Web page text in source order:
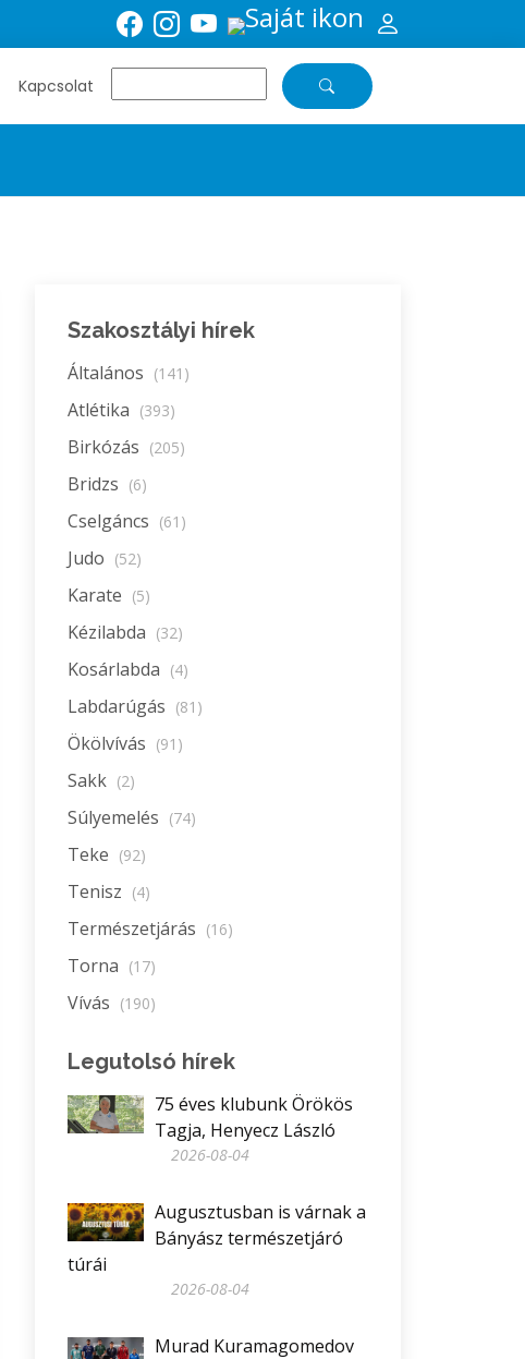
Kapcsolat
Szakosztályi hírek
Általános (141)
Atlétika (393)
Birkózás (205)
Bridzs (6)
Cselgáncs (61)
Judo (52)
Karate (5)
Kézilabda (32)
Kosárlabda (4)
Labdarúgás (81)
Ökölvívás (91)
Sakk (2)
Súlyemelés (74)
Teke (92)
Tenisz (4)
Természetjárás (16)
Torna (17)
Vívás (190)
Legutolsó hírek
75 éves klubunk Örökös
Tagja, Henyecz László
2026-08-04
Augusztusban is várnak a
Bányász természetjáró
túrái
2026-08-04
Murad Kuramagomedov